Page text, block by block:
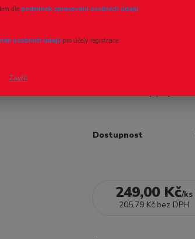
TT - náhradní
TT - náhradní motor
motoru pro lokomotivu
Dostupnost
249,00 Kč/ks
205,79 Kč bez DPH
dlepodmínek zpracování osobních údajů.
osobních údajůpro účely registrace.
Zavřít